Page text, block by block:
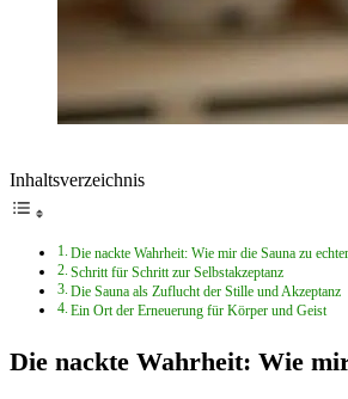
Inhaltsverzeichnis
Die nackte Wahrheit: Wie mir die Sauna zu
Schritt für Schritt zur Selbstakzeptanz
Die Sauna als Zuflucht der Stille und Akzeptanz
Ein Ort der Erneuerung für Körper und Geist
Die nackte Wahrheit: Wie